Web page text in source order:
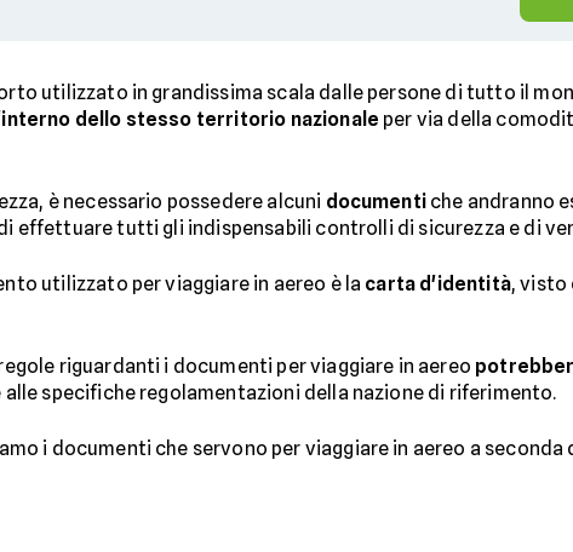
utilizzato in grandissima scala dalle persone di tutto il
dello stesso territorio nazionale per via della
è necessario possedere alcuni documentiche andranno
effettuare tutti gli indispensabili controlli di sicurezza e di
utilizzato per viaggiare in aereo è la carta d'identità, visto
riguardanti i documenti per viaggiare in aereo
alle specifiche regolamentazioni della nazione di riferimento.
i documenti che servono per viaggiare in aereo a